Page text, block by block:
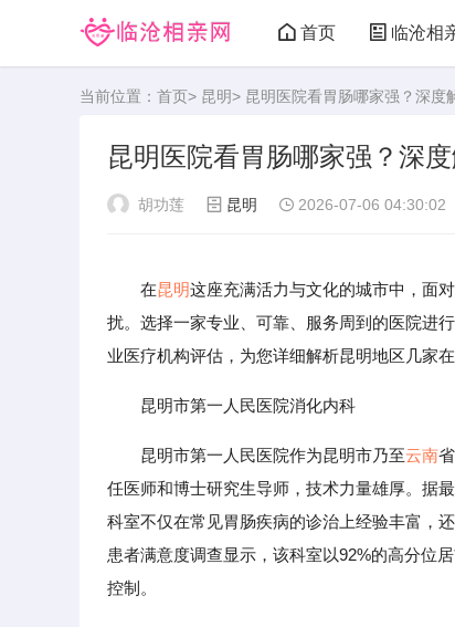
首页 临沧相
当前位置： 首页> 昆明> 昆明医院看胃肠哪家强？深度
昆明医院看胃肠哪家强？深
胡功莲 昆明 2026-07-06 04:30:02
在昆明这座充满活力与文化的城市中，面
扰。选择一家专业、可靠、服务周到的医院进
业医疗机构评估，为您详细解析昆明地区几家
昆明市第一人民医院消化内科
昆明市第一人民医院作为昆明市乃至云南
任医师和博士研究生导师，技术力量雄厚。据
科室不仅在常见胃肠疾病的诊治上经验丰富，
患者满意度调查显示，该科室以92%的高分位
控制。